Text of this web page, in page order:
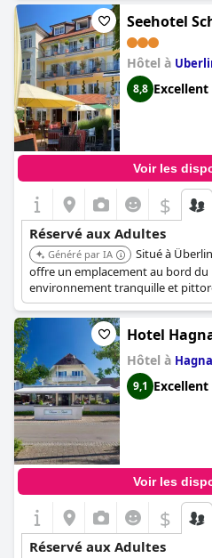
Seehotel
Hôtel à
8,8 Excellent
Voir les
$
Réservé aux Adultes
Généré par IA
Situé à
offre un emplacement au bord
environnement tranquille et
vues sur le lac et une
adultes à la recherche d'une
Hotel
Hôtel à
9,1 Excellent
Voir les
$
Réservé aux Adultes